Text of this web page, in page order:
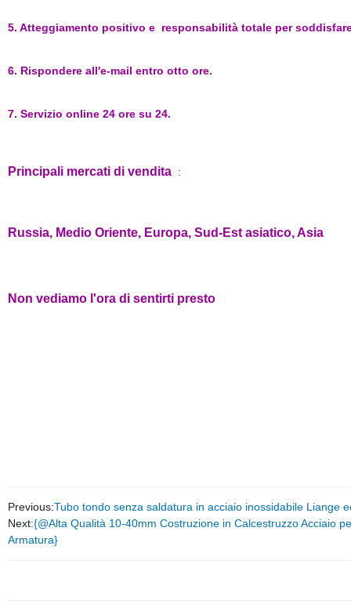
5. Atteggiamento positivo e responsabilità totale per
6. Rispondere all'e-mail entro otto ore.
7. Servizio online 24 ore su 24.
Principali mercati di vendita :
Russia, Medio Oriente, Europa, Sud-Est asiatico, Asia
Non vediamo l'ora di sentirti presto
Previous:Tubo tondo senza saldatura in acciaio inossidabile Liange
Next:{@Alta Qualità 10-40mm Costruzione in Calcestruzzo Acciaio
Armatura}